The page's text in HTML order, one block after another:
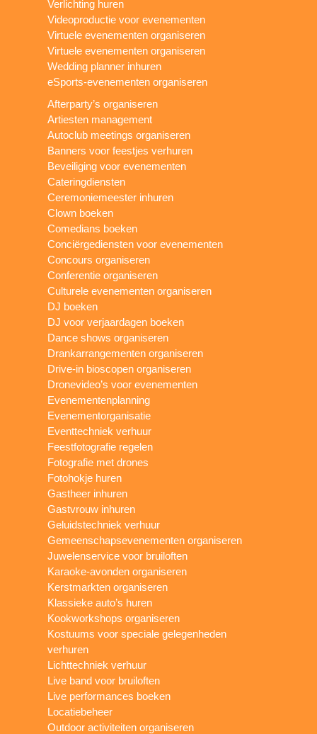
Verlichting huren
Videoproductie voor evenementen
Virtuele evenementen organiseren
Virtuele evenementen organiseren
Wedding planner inhuren
eSports-evenementen organiseren
Afterparty’s organiseren
Artiesten management
Autoclub meetings organiseren
Banners voor feestjes verhuren
Beveiliging voor evenementen
Cateringdiensten
Ceremoniemeester inhuren
Clown boeken
Comedians boeken
Conciërgediensten voor evenementen
Concours organiseren
Conferentie organiseren
Culturele evenementen organiseren
DJ boeken
DJ voor verjaardagen boeken
Dance shows organiseren
Drankarrangementen organiseren
Drive-in bioscopen organiseren
Dronevideo’s voor evenementen
Evenementenplanning
Evenementorganisatie
Eventtechniek verhuur
Feestfotografie regelen
Fotografie met drones
Fotohokje huren
Gastheer inhuren
Gastvrouw inhuren
Geluidstechniek verhuur
Gemeenschapsevenementen organiseren
Juwelenservice voor bruiloften
Karaoke-avonden organiseren
Kerstmarkten organiseren
Klassieke auto’s huren
Kookworkshops organiseren
Kostuums voor speciale gelegenheden
verhuren
Lichttechniek verhuur
Live band voor bruiloften
Live performances boeken
Locatiebeheer
Outdoor activiteiten organiseren